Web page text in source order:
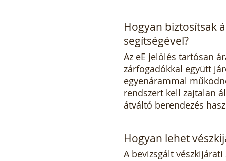
Hogyan biztosítsak
segítségével?
Az eE jelölés tartósan
zárfogadókkal együtt
egyenárammal
rendszert kell zajtalan
átváltó berendezés
Hogyan lehet
A bevizsgált